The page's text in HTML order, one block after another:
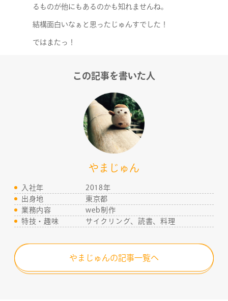
COMPANY
SERVICE
NEWS
るものが他にもあるのかも知れませんね。
結構面白いなぁと思ったじゅんすでした！
ではまたっ！
この記事を書いた人
やまじゅん
入社年
2018年
出身地
東京都
業務内容
web制作
特技・趣味
サイクリング、読書、料理
やまじゅんの記事一覧へ